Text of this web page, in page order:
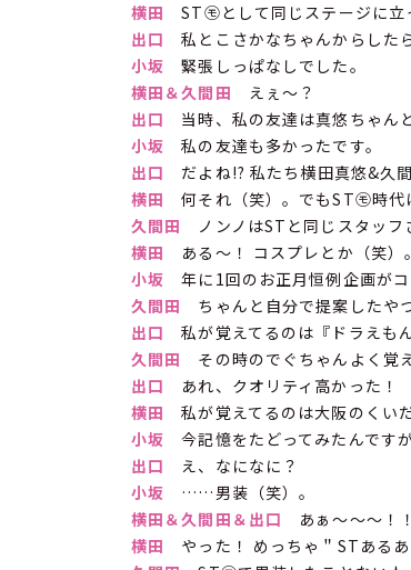
横田
ST㋲として同じステージに立
出口
私とこさかなちゃんからした
小坂 緊張しっぱなしでした。
横田 ＆久間田 えぇ〜？
出口
当時、私の友達は真悠ちゃん
小坂 私の友達も多かったです。
出口
だよね!? 私たち横田真悠&久
横田
何それ（笑）。でもST㋲時代
久間田
ノンノはSTと同じスタッフ
横田
ある〜！ コスプレとか（笑）。
小坂 年に1回のお正月恒例企画がコ
久間田
ちゃんと自分で提案したや
出口
私が覚えてるのは『ドラえも
久間田
その時のでぐちゃんよく覚
出口
あれ、クオリティ高かった！
横田
私が覚えてるのは大阪のくい
小坂 今記憶をたどってみたんです
出口
え、なになに？
小坂 ……男装（笑）。
横田＆久間田＆ 出口
あぁ〜〜〜！！
横田
やった！ めっちゃ＂STあるあ